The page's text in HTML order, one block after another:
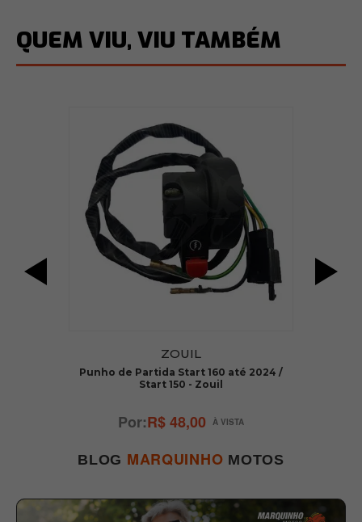
QUEM VIU, VIU TAMBÉM
ZOUIL
Punho de Partida Start 160 até 2024 /
Start 150 - Zouil
R$ 48,00
BLOG MARQUINHO MOTOS